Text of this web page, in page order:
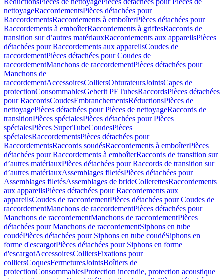
RéductionsPièces de nettoyagePièces détachées pour Pièces de
nettoyageRaccordementsPièces détachées pour
RaccordementsRaccordements à emboîterPièces détachées pour
Raccordements à emboîterRaccordements à griffesRaccords de
transition sur d’autres matériauxRaccordements aux appareilsPièces
détachées pour Raccordements aux appareilsCoudes de
raccordementPièces détachées pour Coudes de
raccordementManchons de raccordementPièces détachées pour
Manchons de
raccordementAccessoiresColliersObturateursJointsCapes de
protectionConsommablesGeberit PETubesRaccordsPièces détachées
pour RaccordsCoudesEmbranchementsRéductionsPièces de
nettoyagePièces détachées pour Pièces de nettoyageRaccords de
transitionPièces spécialesPièces détachées pour Pièces
spécialesPièces SuperTubeCoudesPièces
spécialesRaccordementsPièces détachées pour
RaccordementsRaccords soudésRaccordements à emboîterPièces
détachées pour Raccordements à emboîterRaccords de transition sur
d’autres matériauxPièces détachées pour Raccords de transition sur
d’autres matériauxAssemblages filetésPièces détachées pour
Assemblages filetésAssemblages de brideCollerettesRaccordements
aux appareilsPièces détachées pour Raccordements aux
appareilsCoudes de raccordementPièces détachées pour Coudes de
raccordementManchons de raccordementPièces détachées pour
Manchons de raccordementManchons de raccordementPièces
détachées pour Manchons de raccordementSiphons en tube
coudéPièces détachées pour Siphons en tube coudéSiphons en
forme d'escargotPièces détachées pour Siphons en forme
d'escargotAccessoiresColliersFixations pour
colliersCoquesFermeturesJointsBoîtiers de
protectionConsommablesProtection incendie, protection acoustique